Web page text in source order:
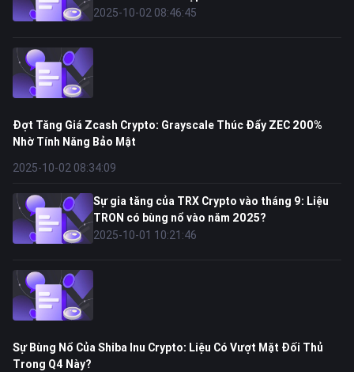
2025-10-02 08:46:45
Đợt Tăng Giá Zcash Crypto: Grayscale Thúc Đẩy ZEC 200%
Nhờ Tính Năng Bảo Mật
2025-10-02 08:34:09
Sự gia tăng của TRX Crypto vào tháng 9: Liệu
TRON có bùng nổ vào năm 2025?
2025-10-01 10:21:46
Sự Bùng Nổ Của Shiba Inu Crypto: Liệu Có Vượt Mặt Đối Thủ
Trong Q4 Này?